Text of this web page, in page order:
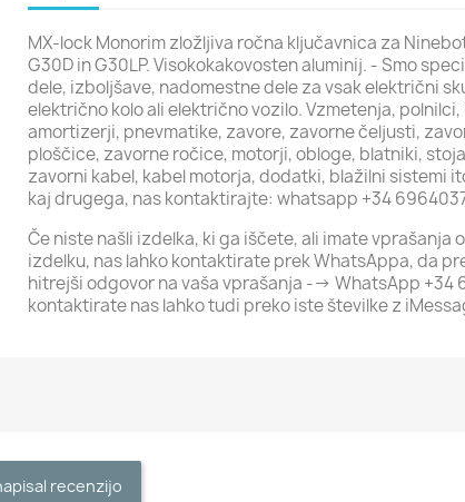
MX-lock Monorim zložljiva ročna ključavnica za
G30D in G30LP. Visokokakovosten aluminij. - Smo
dele, izboljšave, nadomestne dele za vsak električni
električno kolo ali električno vozilo. Vzmetenja,
amortizerji, pnevmatike, zavore, zavorne čeljusti,
ploščice, zavorne ročice, motorji, obloge, blatniki,
zavorni kabel, kabel motorja, dodatki, blažilni sistemi
kaj drugega, nas kontaktirajte: whatsapp +34
Če niste našli izdelka, ki ga iščete, ali imate vprašanja
izdelku, nas lahko kontaktirate prek WhatsAppa, da
hitrejši odgovor na vaša vprašanja --> WhatsApp +34
kontaktirate nas lahko tudi preko iste številke z
recenzijo